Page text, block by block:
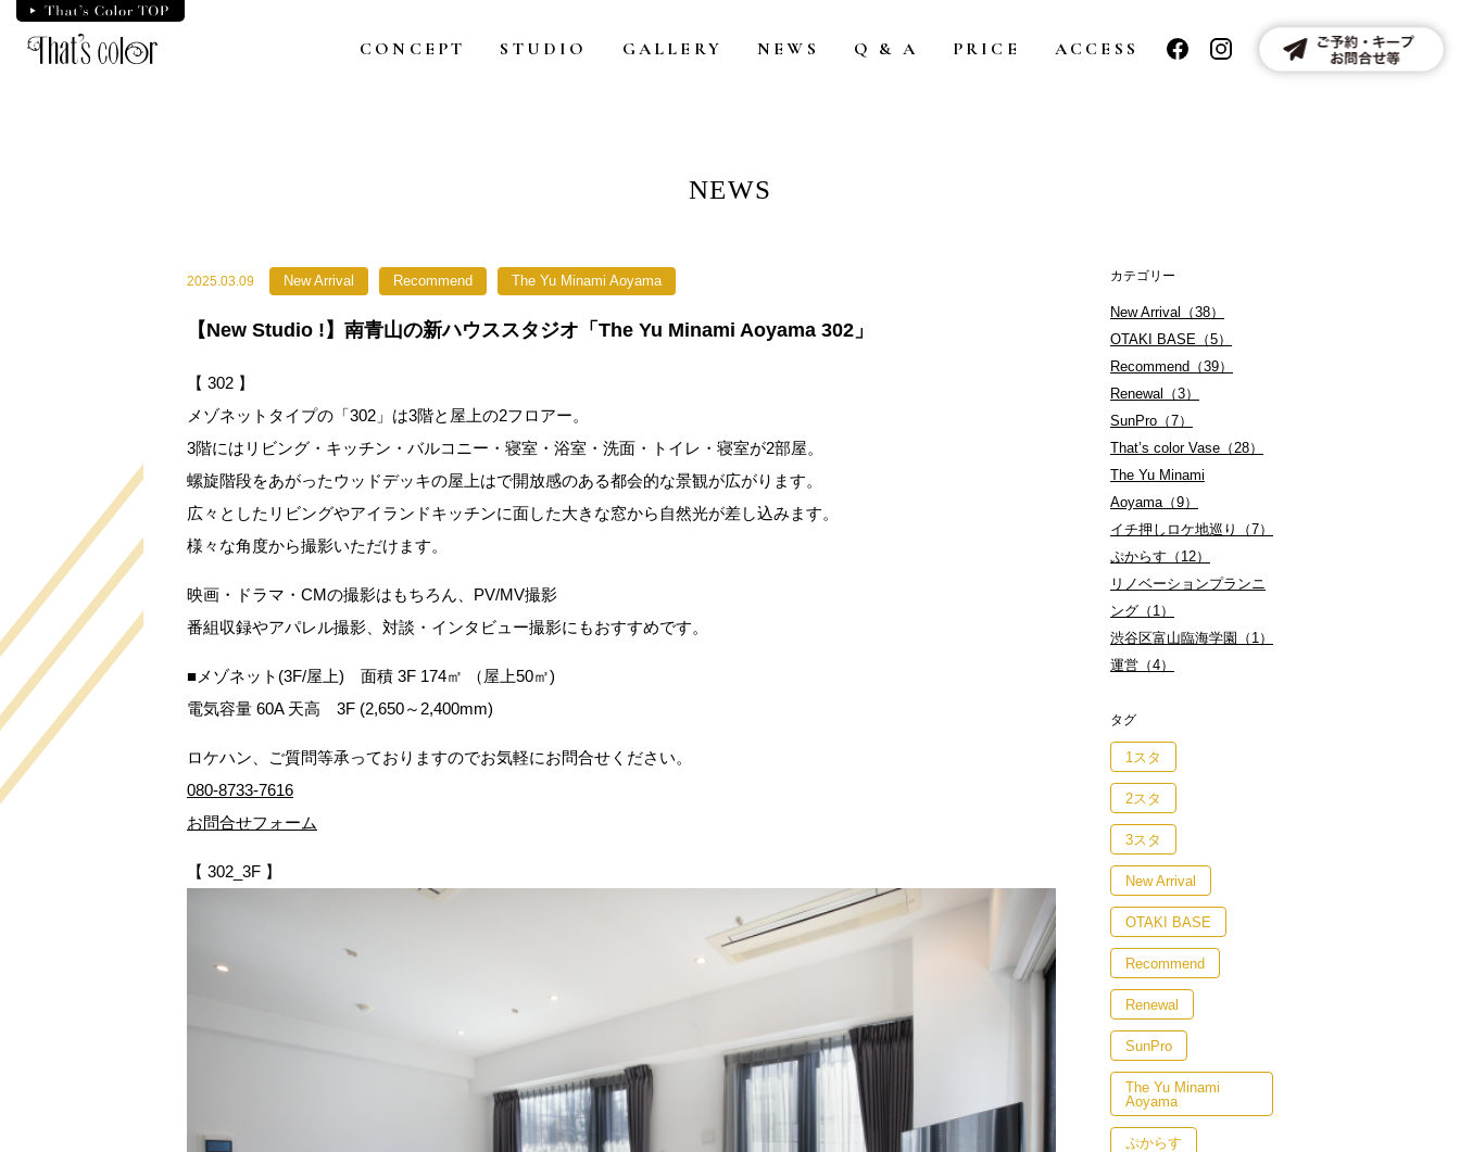
Skip
CONCEPT STUDIO GALLERY NEWS Q & A PRICE ACCESS
NEWS
2025.03.09 New Arrival Recommend The Yu Minami Aoyama
【New Studio !】南青山の新ハウススタジオ「The Yu Minami Aoyama 302」
【 302 】
メゾネットタイプの「302」は3階と屋上の2フロアー。
3階にはリビング・キッチン・バルコニー・寝室・浴室・洗面・トイレ・寝室が2部屋。
螺旋階段をあがったウッドデッキの屋上はで開放感のある都会的な景観が広がります。
広々としたリビングやアイランドキッチンに面した大きな窓から自然光が差し込みます。
様々な角度から撮影いただけます。
映画・ドラマ・CMの撮影はもちろん、PV/MV撮影
番組収録やアパレル撮影、対談・インタビュー撮影にもおすすめです。
■メゾネット(3F/屋上) 面積 3F 174㎡ （屋上50㎡)
電気容量 60A 天高 3F (2,650～2,400mm)
ロケハン、ご質問等承っておりますのでお気軽にお問合せください。
080-8733-7616
お問合せフォーム
【 302_3F 】
カテゴリー
New Arrival（38）
OTAKI BASE（5）
Recommend（39）
Renewal（3）
SunPro（7）
That’s color Vase（28）
The Yu Minami
Aoyama（9）
イチ押しロケ地巡り（7）
ぷからす（12）
リノベーションプランニ
ング（1）
渋谷区富山臨海学園（1）
運営（4）
タグ
1スタ
2スタ
3スタ
New Arrival
OTAKI BASE
Recommend
Renewal
SunPro
The Yu Minami
Aoyama
ぷからす